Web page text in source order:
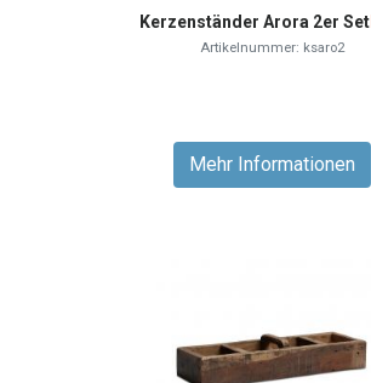
Kerzenständer Arora 2er Set
Artikelnummer: ksaro2
Mehr Informationen